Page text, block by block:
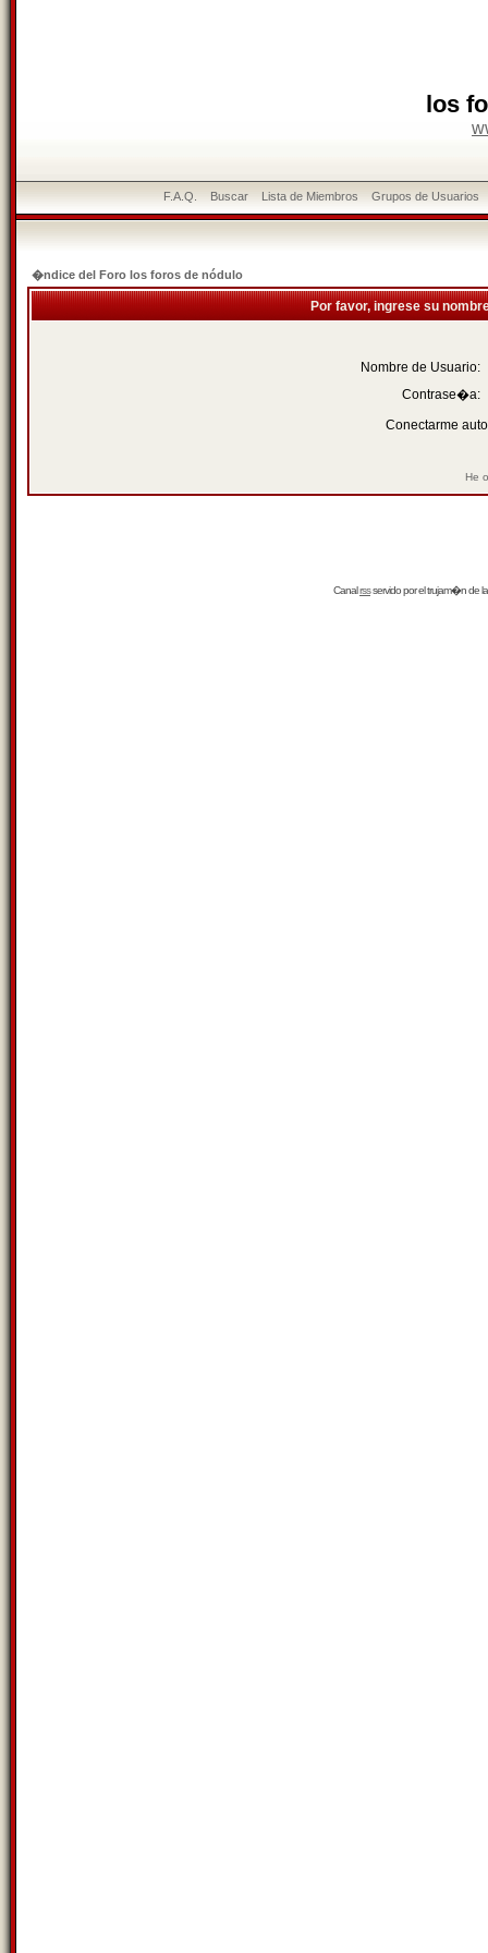
los
F.A.Q. Buscar Lista de Miembros Grupos de Usuarios
�ndice del Foro los foros de nódulo
Por favor, ingrese su
Nombre de Usuario:
Contrase�a:
Conectarme
He
Canalrssservido por eltrujam�nde